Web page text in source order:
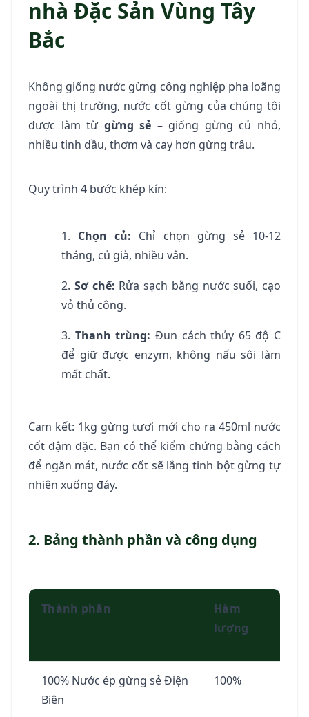
nhà Đặc Sản Vùng Tây
Bắc
Không giống nước gừng công nghiệp pha loãng
ngoài thị trường, nước cốt gừng của chúng tôi
được làm từ gừng sẻ – giống gừng củ nhỏ,
nhiều tinh dầu, thơm và cay hơn gừng trâu.
Quy trình 4 bước khép kín:
Chọn củ: Chỉ chọn gừng sẻ 10-12
tháng, củ già, nhiều vân.
Sơ chế: Rửa sạch bằng nước suối, cạo
vỏ thủ công.
Thanh trùng: Đun cách thủy 65 độ C
để giữ được enzym, không nấu sôi làm
mất chất.
Cam kết: 1kg gừng tươi mới cho ra 450ml nước
cốt đậm đặc. Bạn có thể kiểm chứng bằng cách
để ngăn mát, nước cốt sẽ lắng tinh bột gừng tự
nhiên xuống đáy.
2. Bảng thành phần và công dụng
Thành phần
Hàm
lượng
100% Nước ép gừng sẻ Điện
Biên
100%